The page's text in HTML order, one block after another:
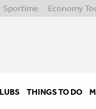
Sportime Economy
THINGS TO DO